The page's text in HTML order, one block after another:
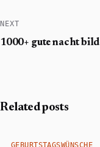
NEXT
1000+ gute nacht
Related posts